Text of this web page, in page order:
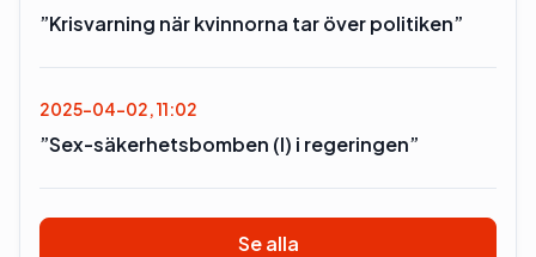
”Krisvarning när kvinnorna tar över politiken”
2025-04-02, 11:02
”Sex-säkerhetsbomben (l) i regeringen”
Se alla